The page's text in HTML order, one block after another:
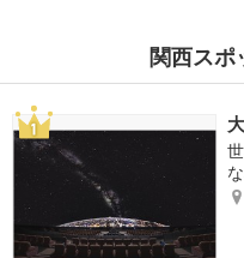
関西スポ